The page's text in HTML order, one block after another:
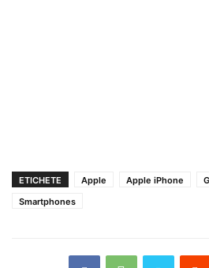
ETICHETE Apple Apple iPhone
Smartphones